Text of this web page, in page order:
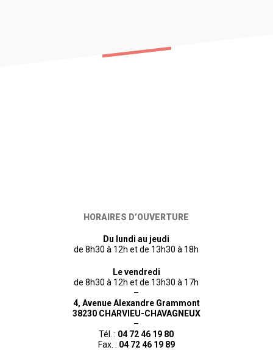
HORAIRES D’OUVERTURE
Du lundi au jeudi
de 8h30 à 12h et de 13h30 à 18h
Le vendredi
de 8h30 à 12h et de 13h30 à 17h
–
4, Avenue Alexandre Grammont
38230 CHARVIEU-CHAVAGNEUX
–
Tél. : 04 72 46 19 80
Fax. : 04 72 46 19 89